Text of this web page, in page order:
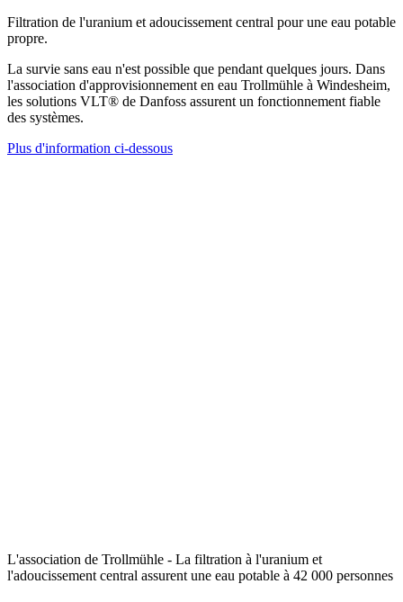
Filtration de l'uranium et adoucissement central pour une eau potable
propre.
La survie sans eau n'est possible que pendant quelques jours. Dans
l'association d'approvisionnement en eau Trollmühle à Windesheim,
les solutions VLT® de Danfoss assurent un fonctionnement fiable
des systèmes.
Plus d'information ci-dessous
L'association de Trollmühle - La filtration à l'uranium et
l'adoucissement central assurent une eau potable à 42 000 personnes